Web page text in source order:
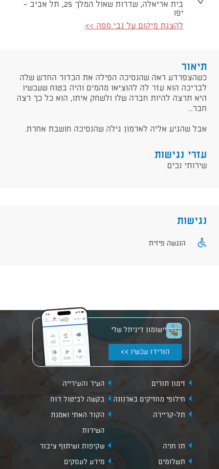
בית אריאלה, שדרות שאול המלך 25, תל אביב -
יפו
להצגת מיקום על גבי מפה >>
תיאור
כשהצפרדע ראה שהנסיכה הפילה את הכדור החדש שלה
לבריכה הוא עזר לה להוציאו מהמים והיה בטוח שעכשיו
היא תרצה להיות חברה שלו ולשחק איתו, הוא כל כך רצה
חבר...
אבל שהגיע אליה לארמון גילה שהנסיכה חושבת אחרת.
עזרי נגישות
שירותי נכים
נגישות
הנגשה פיזית
יישומון דיגיתל שלי
הורידו עכשיו >>
זימון תורים
העיר והעירייה
חילופי מחזיקים בארנונה
בקשה לביטול דוח
תל-קריירה
הקוד האתי ואמנת
השירות
תו חניה
שקיפות ושיתוף ציבור
תשלומים
מידע לעסקים